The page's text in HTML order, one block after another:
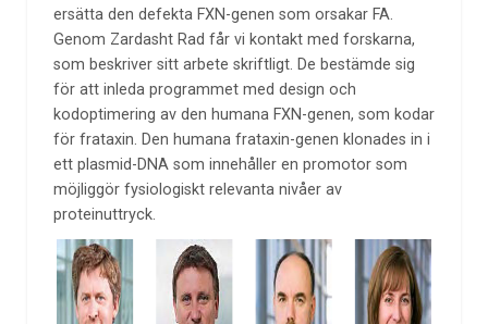
ersätta den defekta FXN-genen som orsakar FA.
Genom Zardasht Rad får vi kontakt med forskarna,
som beskriver sitt arbete skriftligt. De bestämde sig
för att inleda programmet med design och
kodoptimering av den humana FXN-genen, som kodar
för frataxin. Den humana frataxin-genen klonades in i
ett plasmid-DNA som innehåller en promotor som
möjliggör fysiologiskt relevanta nivåer av
proteinuttryck.